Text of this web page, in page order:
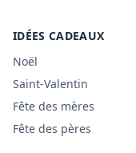
IDÉES CADEAUX
Noël
Saint-Valentin
Fête des mères
Fête des pères